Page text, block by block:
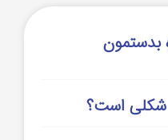
بدستمون
شکلی است؟